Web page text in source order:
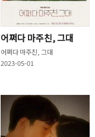
어쩌다 마주친, 그대
어쩌다 마주친, 그대
2023-05-01